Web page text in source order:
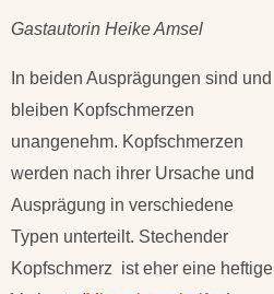
Gastautorin Heike Amsel
In beiden Ausprägungen sind und
bleiben Kopfschmerzen
unangenehm. Kopfschmerzen
werden nach ihrer Ursache und
Ausprägung in verschiedene
Typen unterteilt. Stechender
Kopfschmerz ist eher eine heftige